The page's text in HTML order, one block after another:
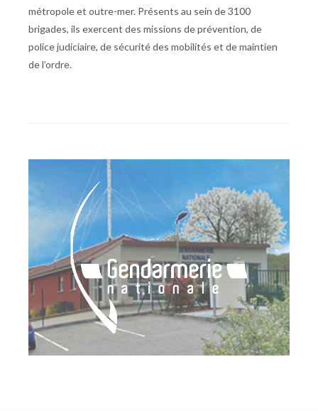
métropole et outre-mer. Présents au sein de 3100
brigades, ils exercent des missions de prévention, de
police judiciaire, de sécurité des mobilités et de maintien
de l’ordre.